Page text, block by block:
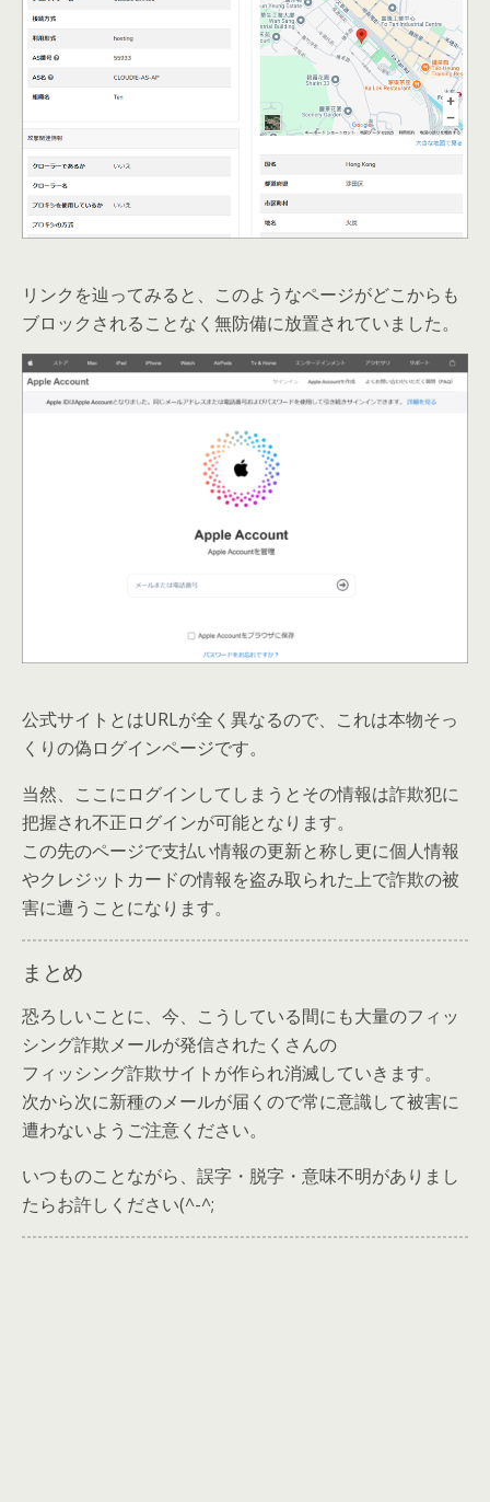
リンクを辿ってみると、このようなページがどこからも
ブロックされることなく無防備に放置されていました。
公式サイトとはURLが全く異なるので、これは本物そっ
くりの偽ログインページです。
当然、ここにログインしてしまうとその情報は詐欺犯に
把握され不正ログインが可能となります。
この先のページで支払い情報の更新と称し更に個人情報
やクレジットカードの情報を盗み取られた上で詐欺の被
害に遭うことになります。
まとめ
恐ろしいことに、今、こうしている間にも大量のフィッ
シング詐欺メールが発信されたくさんの
フィッシング詐欺サイトが作られ消滅していきます。
次から次に新種のメールが届くので常に意識して被害に
遭わないようご注意ください。
いつものことながら、誤字・脱字・意味不明がありまし
たらお許しください(^-^;